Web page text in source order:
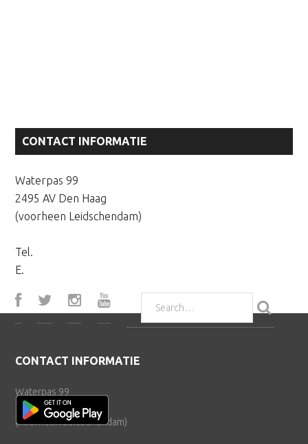
Primaire
CONTACT INFORMATIE
Waterpas 99
2495 AV Den Haag
(voorheen Leidschendam)
Tel.
E.
Footer
CONTACT INFORMATIE
Waterpas 99
2495 AV Den Haag
(voorheen Leidschendam)